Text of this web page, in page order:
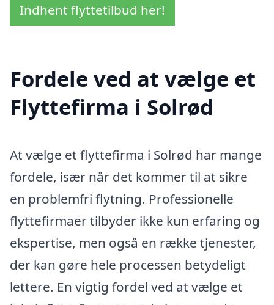
Indhent flyttetilbud her!
Fordele ved at vælge et
Flyttefirma i Solrød
At vælge et flyttefirma i Solrød har mange
fordele, især når det kommer til at sikre
en problemfri flytning. Professionelle
flyttefirmaer tilbyder ikke kun erfaring og
ekspertise, men også en række tjenester,
der kan gøre hele processen betydeligt
lettere. En vigtig fordel ved at vælge et